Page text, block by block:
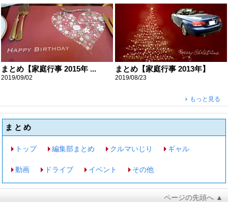
まとめ【家庭行事 2015年 ...
2019/09/02
まとめ【家庭行事 2013年】
2019/08/23
もっと見る
まとめ
トップ 編集部まとめ クルマいじり ギャル
動画 ドライブ イベント その他
ページの先頭へ ▲